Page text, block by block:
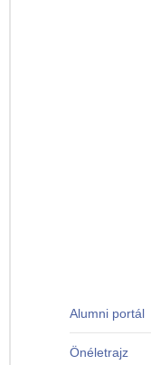
Alumni portál
Önéletrajz